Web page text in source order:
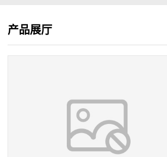
产品展厅